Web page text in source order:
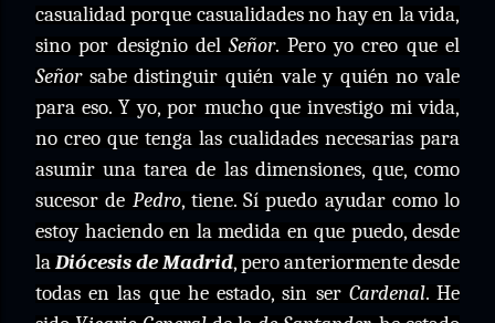
casualidad porque casualidades no hay en la vida,
sino por designio delSeñor. Pero yo creo que el
Señorsabe distinguir quién vale y quién no vale
para eso. Y yo, por mucho que investigo mi vida,
no creo que tenga las cualidades necesarias para
asumir una tarea de las dimensiones, que, como
sucesor de Pedro, tiene. Sí puedo ayudar como lo
estoy haciendo en la medida en que puedo, desde
laDiócesis de Madrid, pero anteriormente desde
todas en las que he estado, sin ser Cardenal. He